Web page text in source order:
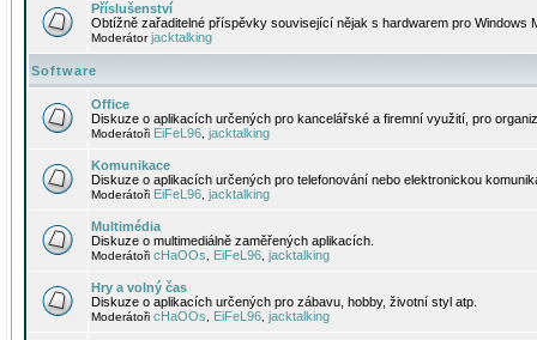
Příslušenství
Obtížně zařaditelné příspěvky související nějak s hardwarem pro Windows
Moderátorjacktalking
Software
Office
Diskuze o aplikacích určených pro kancelářské a firemní využití, pro
Moderátoři EiFeL96 jacktalking
Komunikace
Diskuze o aplikacích určených pro telefonování nebo elektronickou
Moderátoři EiFeL96 jacktalking
Multimédia
Diskuze o multimediálně zaměřených aplikacích.
Moderátoři cHaOOs EiFeL96 jacktalking
Hry a volný čas
Diskuze o aplikacích určených pro zábavu, hobby, životní styl atp.
Moderátoři cHaOOs EiFeL96 jacktalking